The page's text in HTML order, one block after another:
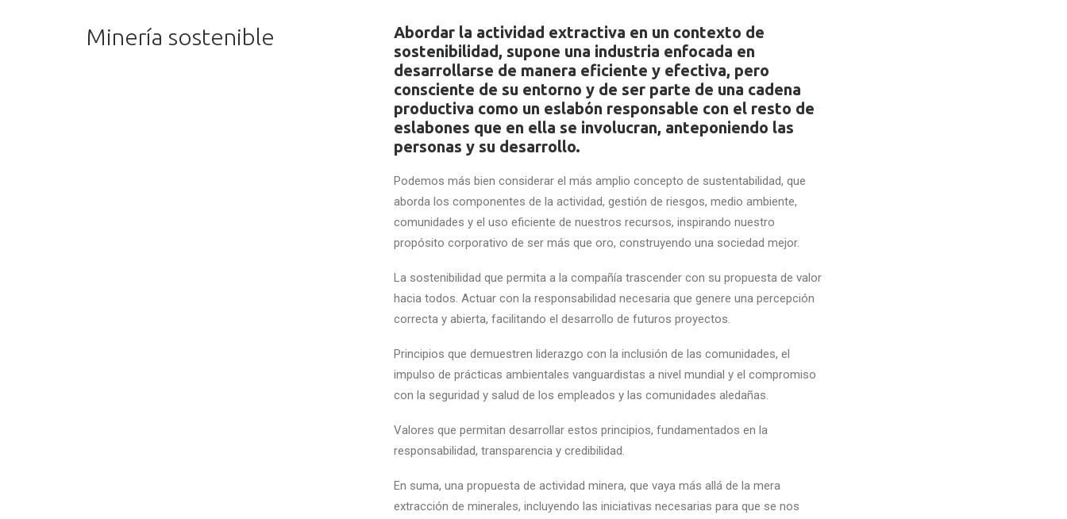
Minería sostenible
Abordar la actividad extractiva en un contexto de
sostenibilidad, supone una industria enfocada en
desarrollarse de manera eficiente y efectiva, pero
consciente de su entorno y de ser parte de una cadena
productiva como un eslabón responsable con el resto de
eslabones que en ella se involucran, anteponiendo las
personas y su desarrollo.
Podemos más bien considerar el más amplio concepto de sustentabilidad, que
aborda los componentes de la actividad, gestión de riesgos, medio ambiente,
comunidades y el uso eficiente de nuestros recursos, inspirando nuestro
propósito corporativo de ser más que oro, construyendo una sociedad mejor.
La sostenibilidad que permita a la compañía trascender con su propuesta de valor
hacia todos. Actuar con la responsabilidad necesaria que genere una percepción
correcta y abierta, facilitando el desarrollo de futuros proyectos.
Principios que demuestren liderazgo con la inclusión de las comunidades, el
impulso de prácticas ambientales vanguardistas a nivel mundial y el compromiso
con la seguridad y salud de los empleados y las comunidades aledañas.
Valores que permitan desarrollar estos principios, fundamentados en la
responsabilidad, transparencia y credibilidad.
En suma, una propuesta de actividad minera, que vaya más allá de la mera
extracción de minerales, incluyendo las iniciativas necesarias para que se nos